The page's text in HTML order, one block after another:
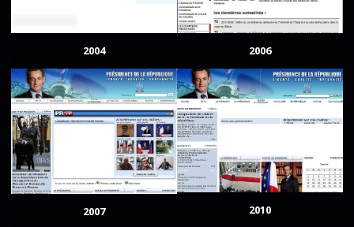
2004 2006
2007 2010